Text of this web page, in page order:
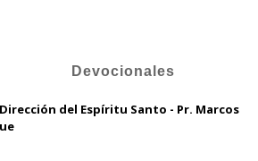
Devocionales
del Espíritu Santo - Pr. Marcos